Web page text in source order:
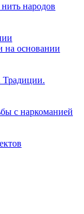
народов
на основании
Традиции.
с наркоманией